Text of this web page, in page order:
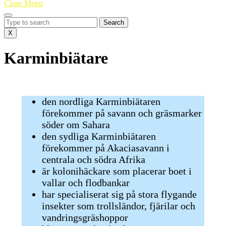
Close Menu
Search
for:
X
Karminbiätare
den nordliga Karminbiätaren
förekommer på savann och gräsmarker
söder om Sahara
den sydliga Karminbiätaren
förekommer på Akaciasavann i
centrala och södra Afrika
är kolonihäckare som placerar boet i
vallar och flodbankar
har specialiserat sig på stora flygande
insekter som trollsländor, fjärilar och
vandringsgräshoppor